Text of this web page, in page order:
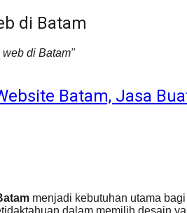
di Batam
di Batam"
Batam, Jasa
menjadi kebutuhan utama